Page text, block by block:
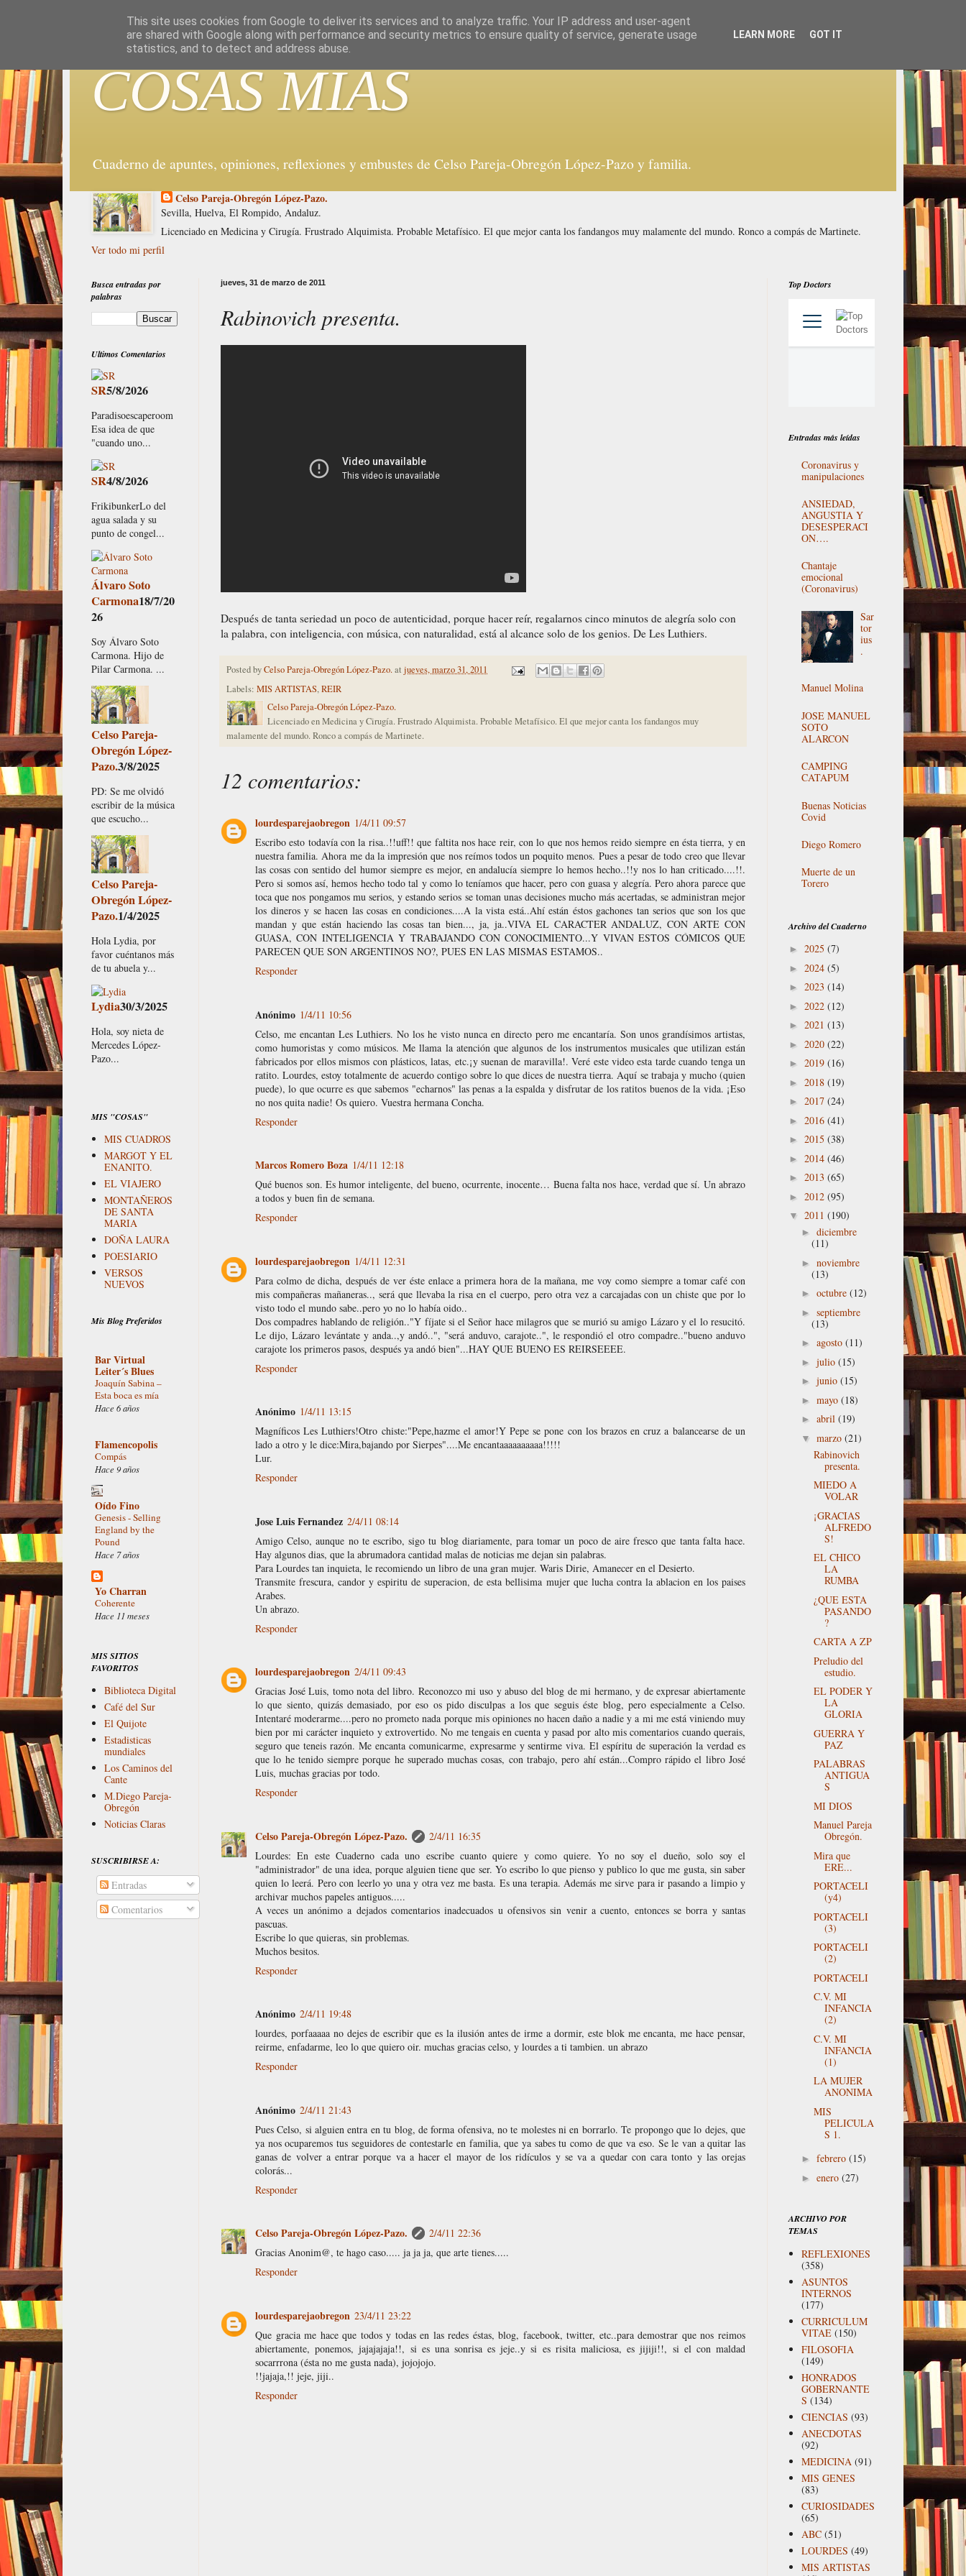
COSAS MIAS
Cuaderno de apuntes, opiniones, reflexiones y embustes de Celso Pareja-Obregón López-Pazo y familia.
Celso Pareja-Obregón López-Pazo.
Sevilla, Huelva, El Rompido, Andaluz.
Licenciado en Medicina y Cirugía. Frustrado Alquimista. Probable Metafísico. El que mejor canta los fandangos muy malamente del mundo. Ronco a compás de Martinete.
Ver todo mi perfil
jueves, 31 de marzo de 2011
Rabinovich presenta.
Después de tanta seriedad un poco de autenticidad, porque hacer reír, regalarnos cinco minutos de alegría solo con
la palabra, con inteligencia, con música, con naturalidad, está al alcance solo de los genios. De Les Luthiers.
Posted byCelso Pareja-Obregón López-Pazo.at jueves, marzo 31, 2011
Labels: MIS ARTISTAS,REIR
Celso Pareja-Obregón López-Pazo.
Licenciado en Medicina y Cirugía. Frustrado Alquimista. Probable Metafísico. El que mejor canta los fandangos muy
malamente del mundo. Ronco a compás de Martinete.
12 comentarios:
lourdesparejaobregon 1/4/11 09:57
Escribo esto todavía con la risa..!!uff!! que faltita nos hace reir, con lo que nos hemos reido siempre en ésta tierra, y en
nuestra familia. Ahora me da la impresión que nos reímos todos un poquito menos. Pues a pesar de todo creo que llevar
las cosas con sentido del humor siempre es mejor, en andalucía siempre lo hemos hecho..!!y nos lo han criticado....!!.
Pero si somos así, hemos hecho todo tal y como lo teníamos que hacer, pero con guasa y alegría. Pero ahora parece que
toca que nos pongamos mu serios, y estando serios se toman unas decisiones mucho más acertadas, se administran mejor
los dineros y se hacen las cosas en condiciones....A la vista está..Ahí están éstos gachones tan serios que son los que
mandan y que están haciendo las cosas tan bien..., ja, ja..VIVA EL CARACTER ANDALUZ, CON ARTE CON
GUASA, CON INTELIGENCIA Y TRABAJANDO CON CONOCIMIENTO...Y VIVAN ESTOS CÓMICOS QUE
PARECEN QUE SON ARGENTINOS NO?, PUES EN LAS MISMAS ESTAMOS..
Responder
Anónimo 1/4/11 10:56
Celso, me encantan Les Luthiers. No los he visto nunca en directo pero me encantaría. Son unos grandísimos artistas,
como humoristas y como músicos. Me llama la atención que algunos de los instrumentos musicales que utilizan están
fabricados por ellos mismos con plásticos, latas, etc.¡y suenan de maravilla!. Veré este video esta tarde cuando tenga un
ratito. Lourdes, estoy totalmente de acuerdo contigo sobre lo que dices de nuestra tierra. Aquí se trabaja y mucho (quien
puede), lo que ocurre es que sabemos "echarnos" las penas a la espalda y disfrutar de los ratitos buenos de la vida. ¡Eso
no nos quita nadie! Os quiero. Vuestra hermana Concha.
Responder
Marcos Romero Boza 1/4/11 12:18
Qué buenos son. Es humor inteligente, del bueno, ocurrente, inocente… Buena falta nos hace, verdad que sí. Un abrazo
a todos y buen fin de semana.
Responder
lourdesparejaobregon 1/4/11 12:31
Para colmo de dicha, después de ver éste enlace a primera hora de la mañana, me voy como siempre a tomar café con
mis compañeras mañaneras.., será que llevaba la risa en el cuerpo, pero otra vez a carcajadas con un chiste que por lo
visto todo el mundo sabe..pero yo no lo había oido..
Dos compadres hablando de religión.."Y fíjate si el Señor hace milagros que se murió su amigo Lázaro y el lo resucitó.
Le dijo, Lázaro levántate y anda..,y andó..", "será anduvo, carajote..", le respondió el otro compadre.."bueno anduvo
carajote los primeros pasos, después ya andó bien"...HAY QUE BUENO ES REIRSEEEE.
Responder
Anónimo 1/4/11 13:15
Magníficos Les Luthiers!Otro chiste:"Pepe,hazme el amor!Y Pepe se pone con los brazos en cruz a balancearse de un
lado a otro y le dice:Mira,bajando por Sierpes"....Me encantaaaaaaaaaa!!!!!
Lur.
Responder
Jose Luis Fernandez 2/4/11 08:14
Amigo Celso, aunque no te escribo, sigo tu blog diariamente, para tomar un poco de aire fresco que tanta falta hace.
Hay algunos dias, que la abrumadora cantidad malas de noticias me dejan sin palabras.
Para Lourdes tan inquieta, le recomiendo un libro de una gran mujer. Waris Dirie, Amanecer en el Desierto.
Transmite frescura, candor y espiritu de superacion, de esta bellisima mujer que lucha contra la ablacion en los paises
Arabes.
Un abrazo.
Responder
lourdesparejaobregon 2/4/11 09:43
Gracias José Luis, tomo nota del libro. Reconozco mi uso y abuso del blog de mi hermano, y de expresar abiertamente
lo que siento, quizás demasiado, por eso os pido disculpas a los que seguis éste blog, pero especialmente a Celso.
Intentaré moderarme....pero no prometo nada porque mis opiniones no hacen daño a nadie y a mi me está viniendo muy
bien por mi carácter inquieto y extrovertido. No me tengais en cuenta y pasad por alto mis comentarios cuando querais,
seguro que teneis razón. Me encanta comunicarme, expresarme y sentirme viva. El espíritu de superación la verdad es
que lo he tenido siempre porque he superado muchas cosas, con trabajo, pero ahí están...Compro rápido el libro José
Luis, muchas gracias por todo.
Responder
Celso Pareja-Obregón López-Pazo.
2/4/11 16:35
Lourdes: En este Cuaderno cada uno escribe cuanto quiere y como quiere. Yo no soy el dueño, solo soy el
"administrador" de una idea, porque alguien tiene que ser. Yo escribo lo que pienso y publico lo que me gusta, sin saber
quien lo leerá. Pero con leerlo yo una y otra vez me basta. Es una terapia. Además me sirve para ir pasando a limpio y
archivar muchos papeles antiguos.....
A veces un anónimo a dejados comentarios inadecuados u ofensivos sin venir a cuento, entonces se borra y santas
pascuas.
Escribe lo que quieras, sin problemas.
Muchos besitos.
Responder
Anónimo 2/4/11 19:48
lourdes, porfaaaaa no dejes de escribir que es la ilusión antes de irme a dormir, este blok me encanta, me hace pensar,
reirme, enfadarme, leo lo que quiero oir. muchas gracias celso, y lourdes a ti tambien. un abrazo
Responder
Anónimo 2/4/11 21:43
Pues Celso, si alguien entra en tu blog, de forma ofensiva, no te molestes ni en borrarlo. Te propongo que lo dejes, que
ya nos ocuparemos tus seguidores de contestarle en familia, que ya sabes tu como de que va eso. Se le van a quitar las
ganas de volver a entrar porque va a hacer el mayor de los ridículos y se va a quedar con cara tonto y las orejas
colorás...
Responder
Celso Pareja-Obregón López-Pazo.
2/4/11 22:36
Gracias Anonim@, te hago caso..... ja ja ja, que arte tienes.....
Responder
lourdesparejaobregon 23/4/11 23:22
Que gracia me hace que todos y todas en las redes éstas, blog, facebook, twitter, etc..para demostrar que nos reimos
abiertamente, ponemos, jajajajaja!!, si es una sonrisa es jeje..y si es risita maliciosa, es jijiji!!, si el con maldad
socarrrona (ésta no me gusta nada), jojojojo.
!!jajaja,!! jeje, jiji..
Responder
Busca entradas por
palabras
Ultimos Comentarios
SR5/8/2026
Paradisoescaperoom
Esa idea de que
"cuando uno...
SR4/8/2026
FrikibunkerLo del
agua salada y su
punto de congel...
Álvaro Soto
Carmona18/7/20
26
Soy Álvaro Soto
Carmona. Hijo de
Pilar Carmona. ...
Celso Pareja-
Obregón López-
Pazo.3/8/2025
PD: Se me olvidó
escribir de la música
que escucho...
Celso Pareja-
Obregón López-
Pazo.1/4/2025
Hola Lydia, por
favor cuéntanos más
de tu abuela y...
Lydia30/3/2025
Hola, soy nieta de
Mercedes López-
Pazo...
MIS "COSAS"
MIS CUADROS
MARGOT Y EL
ENANITO.
EL VIAJERO
MONTAÑEROS
DE SANTA
MARIA
DOÑA LAURA
POESIARIO
VERSOS
NUEVOS
Mis Blog Preferidos
Bar Virtual
Leiter´s Blues
Joaquín Sabina –
Esta boca es mía
Hace 6 años
Flamencopolis
Compás
Hace 9 años
Oído Fino
Genesis - Selling
England by the
Pound
Hace 7 años
Yo Charran
Coherente
Hace 11 meses
MIS SITIOS
FAVORITOS
Biblioteca Digital
Café del Sur
El Quijote
Estadisticas
mundiales
Los Caminos del
Cante
M.Diego Pareja-
Obregón
Noticias Claras
SUSCRIBIRSE A:
Entradas
Comentarios
Top Doctors
Entradas más leídas
Coronavirus y
manipulaciones
ANSIEDAD,
ANGUSTIA Y
DESESPERACI
ON….
Chantaje
emocional
(Coronavirus)
Sar
tor
ius
.
Manuel Molina
JOSE MANUEL
SOTO
ALARCON
CAMPING
CATAPUM
Buenas Noticias
Covid
Diego Romero
Muerte de un
Torero
Archivo del Cuaderno
► 2025 (7)
► 2024 (5)
► 2023 (14)
► 2022 (12)
► 2021 (13)
► 2020 (22)
► 2019 (16)
► 2018 (19)
► 2017 (24)
► 2016 (41)
► 2015 (38)
► 2014 (46)
► 2013 (65)
► 2012 (95)
▼ 2011 (190)
► diciembre
(11)
► noviembre
(13)
► octubre (12)
► septiembre
(13)
► agosto (11)
► julio (15)
► junio (15)
► mayo (18)
► abril (19)
▼ marzo (21)
Rabinovich
presenta.
MIEDO A
VOLAR
¡GRACIAS
ALFREDO
S!
EL CHICO
LA
RUMBA
¿QUE ESTA
PASANDO
?
CARTA A ZP
Preludio del
estudio.
EL PODER Y
LA
GLORIA
GUERRA Y
PAZ
PALABRAS
ANTIGUA
S
MI DIOS
Manuel Pareja
Obregón.
Mira que
ERE...
PORTACELI
(y4)
PORTACELI
(3)
PORTACELI
(2)
PORTACELI
C.V. MI
INFANCIA
(2)
C.V. MI
INFANCIA
(1)
LA MUJER
ANONIMA
MIS
PELICULA
S 1.
► febrero (15)
► enero (27)
ARCHIVO POR
TEMAS
REFLEXIONES
(358)
ASUNTOS
INTERNOS
(177)
CURRICULUM
VITAE (150)
FILOSOFIA
(149)
HONRADOS
GOBERNANTE
S (134)
CIENCIAS (93)
ANECDOTAS
(92)
MEDICINA (91)
MIS GENES
(83)
CURIOSIDADES
(65)
ABC (51)
LOURDES (49)
MIS ARTISTAS
This site uses cookies from Google to deliver its services and to analyze traffic. Your IP address and user-agent
are shared with Google along with performance and security metrics to ensure quality of service, generate usage
statistics, and to detect and address abuse.
LEARN MORE GOT IT